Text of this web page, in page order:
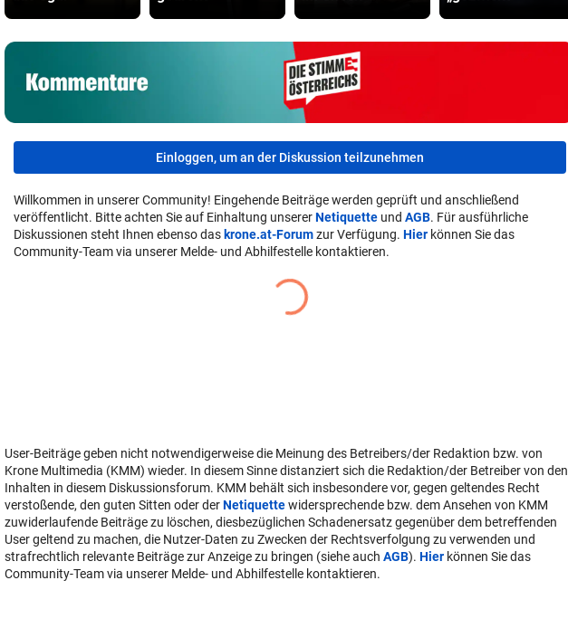
Einloggen, um an der Diskussion teilzunehmen
Willkommen in unserer Community! Eingehende Beiträge werden geprüft und anschließend
veröffentlicht. Bitte achten Sie auf Einhaltung unsererNetiquette und AGB. Für ausführliche
Diskussionen steht Ihnen ebenso das krone.at-Forumzur Verfügung. Hier können Sie das
Community-Team via unserer Melde- und Abhilfestelle kontaktieren.
User-Beiträge geben nicht notwendigerweise die Meinung des Betreibers/der Redaktion bzw. von
Krone Multimedia (KMM) wieder. In diesem Sinne distanziert sich die Redaktion/der Betreiber von den
Inhalten in diesem Diskussionsforum. KMM behält sich insbesondere vor, gegen geltendes Recht
verstoßende, den guten Sitten oder derNetiquettewidersprechende bzw. dem Ansehen von KMM
zuwiderlaufende Beiträge zu löschen, diesbezüglichen Schadenersatz gegenüber dem betreffenden
User geltend zu machen, die Nutzer-Daten zu Zwecken der Rechtsverfolgung zu verwenden und
strafrechtlich relevante Beiträge zur Anzeige zu bringen (siehe auch AGB). Hier können Sie das
Community-Team via unserer Melde- und Abhilfestelle kontaktieren.